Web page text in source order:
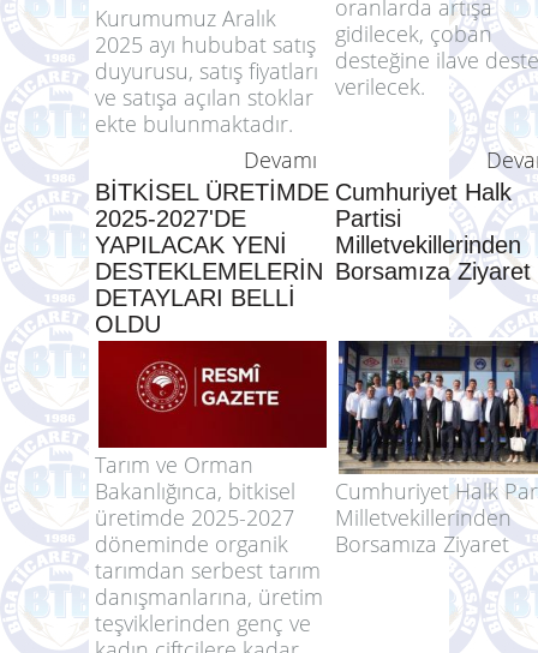
Kurumumuz Aralık
2025 ayı hububat satış
duyurusu, satış fiyatları
ve satışa açılan stoklar
ekte bulunmaktadır.
Hayvancılıkla ilgili
miktarlarında
oranlarda artışa
gidilecek, çoban
desteğine ilave
verilecek.
Devamı
BİTKİSEL ÜRETİMDE
2025-2027'DE
YAPILACAK YENİ
DESTEKLEMELERİN
DETAYLARI BELLİ
Cumhuriyet Halk
Milletvekillerinden
Borsamıza Ziyaret
Tarım ve Orman
Bakanlığınca, bitkisel
üretimde 2025-2027
Cumhuriyet Halk
Milletvekillerinden